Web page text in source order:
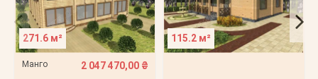
271.6 м²
Манго 2 047 470,00 ₴
115.2 м²